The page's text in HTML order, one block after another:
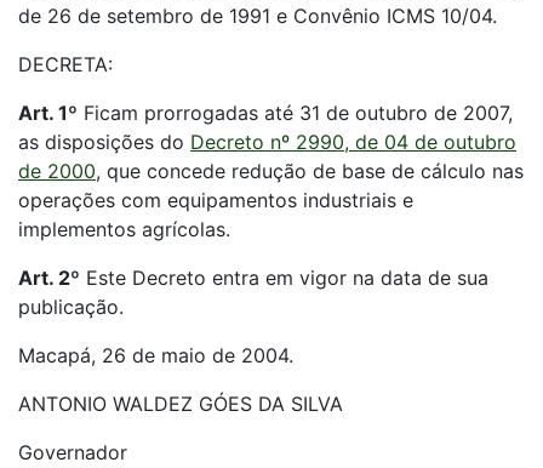
de 26 de setembro de 1991 e Convênio ICMS 10/04.
DECRETA:
Art. 1º Ficam prorrogadas até 31 de outubro de 2007,
as disposições do Decreto nº 2990, de 04 de outubro
de 2000, que concede redução de base de cálculo nas
operações com equipamentos industriais e
implementos agrícolas.
Art. 2º Este Decreto entra em vigor na data de sua
publicação.
Macapá, 26 de maio de 2004.
ANTONIO WALDEZ GÓES DA SILVA
Governador